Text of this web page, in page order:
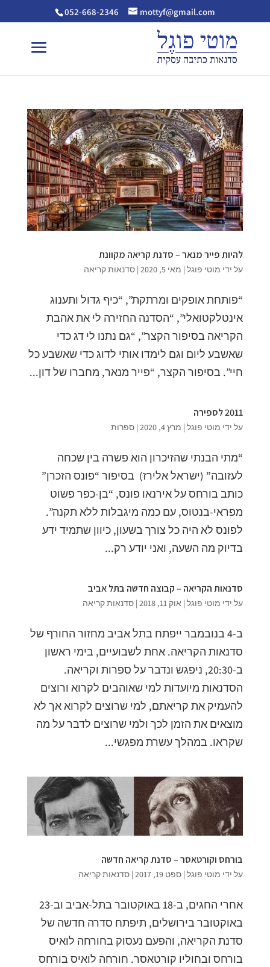
052-668-2346 mottyf@gmail.com
להיות פייר מנאר – סדנת קריאה מקוונת
על ידי מוטי פוגל| מאי 5, 2020 | סדנאות קריאה
“פותחת אופקים ומרתקת”, “כיף גדול ותענוג
אינטלקטואלי”, “הסדנה החזירה לי את אהבת
הקריאה בסיפור הקצר”, “גם נתנו לי דג כדי
שאשבע ליום וגם לימדו אותי לדוג כדי שאשבע כל
חיי”. בסיפור הקצר, “פייר מנאר, מחברו של דון...
2011 לספירה
על ידי מוטי פוגל| מרץ 4, 2020 | ספרות
“מתי הבנתי שהזיכרון הוא פשרה בין שכחה
לעזובה” (ישראל אלירז) בסיפור “פונס הזכרן”
כותב בורחס על אירנאו פונס, “בן-כפר פשוט
מפראי-בנטוס, עם כמה מיגבלות ללא תקנה”.
לפונס לא היה כל צורך בשעון, כיוון שתמיד ידע
בדיוק מה השעה, ואני יודע רק...
סדנאות הקריאה – קבוצה חדשה בתל אביב
על ידי מוטי פוגל| אוק 11, 2018 | סדנאות קריאה
ב-4 בנובמבר ייפתח בתל אביב מחזור החורף של
סדנאות הקריאה. אחת לשבועיים, בימי ראשון
ב-20:30, ניפגש ונדבר על ספרות וקריאה.
הסדנאות מיועדות למי שאוהבים לקרוא ורוצים
להעמיק את קריאתם, למי שרוצים לקרוא אך לא
מוצאים את הזמן לכך ולמי שרוצים לדבר על מה
שקראו. במהלך עשרת מפגשי...
בורחס וקורטאסר – סדנת קריאה חדשה
על ידי מוטי פוגל| ספט 19, 2017 | סדנאות קריאה
אחרי החגים, ב-18 באוקטובר בתל-אביב וב-23
באוקטובר בירושלים, תיפתח סדרה חדשה של
סדנת הקריאה, והפעם נעסוק בחורחה לואיס
בורחס ובחוליו קורטאסר. חורחה לואיס בורחס